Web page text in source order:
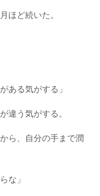
ほど続いた。
ある気がする」
違う気がする。
ら、自分の手まで潤
な」